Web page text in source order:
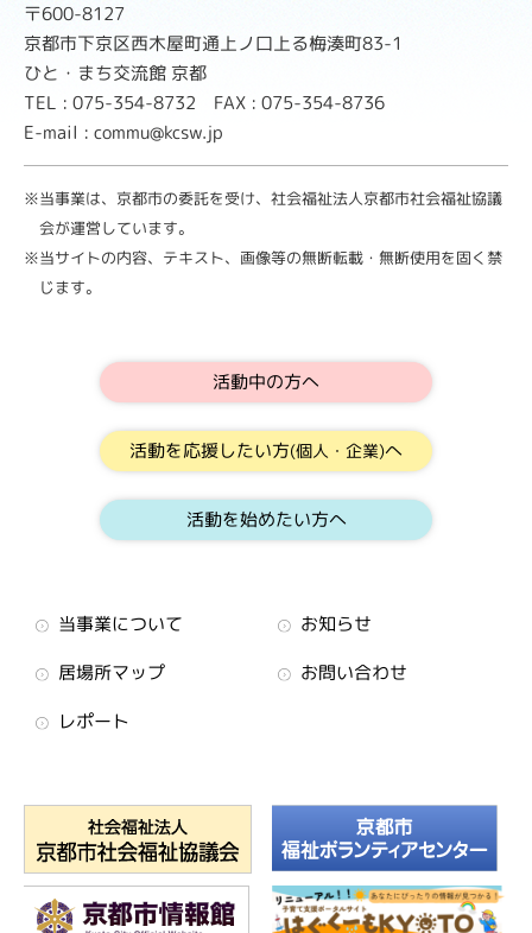
〒600-8127
京都市下京区西木屋町通上ノ口上る梅湊町83-1
ひと・まち交流館 京都
TEL : 075-354-8732 FAX : 075-354-8736
E-mail : commu@kcsw.jp
※当事業は、京都市の委託を受け、社会福祉法人京都市社会福祉協議
会が運営しています。
※当サイトの内容、テキスト、画像等の無断転載・無断使用を固く禁
じます。
活動中の方へ
活動を応援したい方(個人・企業)へ
活動を始めたい方へ
当事業について
お知らせ
居場所マップ
お問い合わせ
レポート